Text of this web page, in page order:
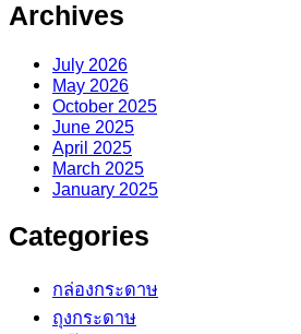
Archives
July 2026
May 2026
October 2025
June 2025
April 2025
March 2025
January 2025
Categories
กล่องกระดาษ
ถุงกระดาษ